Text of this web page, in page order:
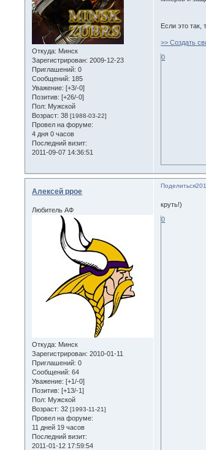
Откуда: Минск
Зарегистрирован: 2009-12-23
Приглашений: 0
Сообщений: 185
Уважение: [+3/-0]
Позитив: [+26/-0]
Пол: Мужской
Возраст: 38[1988-03-22]
Провел на форуме:
4 дня 0 часов
Последний визит:
2011-09-07 14:36:51
Если это так,
>> Создать
0
Поделиться
Алексей ppoe
Любитель АФ
Откуда: Минск
Зарегистрирован: 2010-01-11
Приглашений: 0
Сообщений: 64
Уважение: [+1/-0]
Позитив: [+13/-1]
Пол: Мужской
Возраст: 32[1993-11-21]
Провел на форуме:
11 дней 19 часов
Последний визит:
2011-01-12 17:59:54
круть!)
0